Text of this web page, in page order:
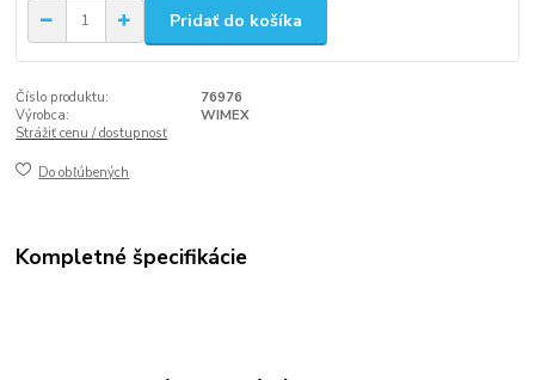
Pridať do košíka
Číslo produktu:
76976
Výrobca:
WIMEX
Strážiť cenu / dostupnosť
Do obľúbených
Kompletné špecifikácie